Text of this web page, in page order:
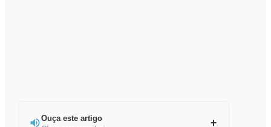
Ouça este artigo